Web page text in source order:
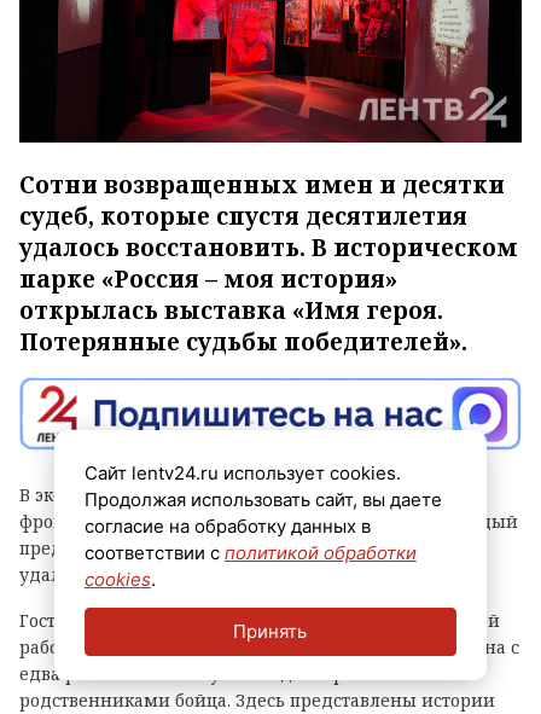
Сотни возвращенных имен и десятки
судеб, которые спустя десятилетия
удалось восстановить. В историческом
парке «Россия – моя история»
открылась выставка «Имя героя.
Потерянные судьбы победителей».
В экспозиции представлены личные вещи солдат,
фронтовые находки, документы и фотографии. Каждый
предмет стал частью истории, которую поисковикам
удалось вернуть из забвения.
Гости выставки могут проследить весь путь поисковой
работы: от найденного в земле солдатского медальона с
едва различимыми буквами до встречи с
родственниками бойца. Здесь представлены истории
Сайт lentv24.ru использует cookies.
Продолжая использовать сайт, вы даете
согласие на обработку данных в
соответствии с политикой обработки
cookies.
Принять